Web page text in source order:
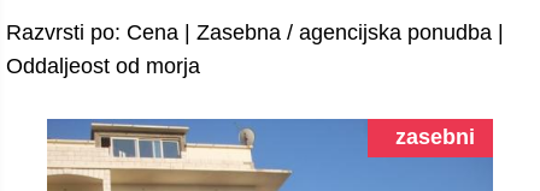
Razvrsti po: Cena Zasebna / agencijska ponudba
Oddaljeost od morja
zasebni